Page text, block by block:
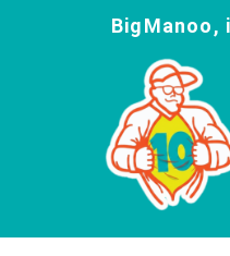
BigManoo,